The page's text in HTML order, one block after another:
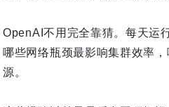
OpenAI不用完全靠猜。每天运
哪些网络瓶颈最影响集群效率
源。